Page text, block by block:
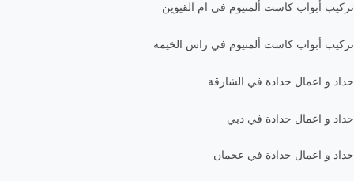
تركيب أبواب كاست ألمنيوم في ام القيوين
تركيب أبواب كاست ألمنيوم في راس الخيمة
حداد و اعمال حدادة في الشارقة
حداد و اعمال حدادة في دبي
حداد و اعمال حدادة في عجمان